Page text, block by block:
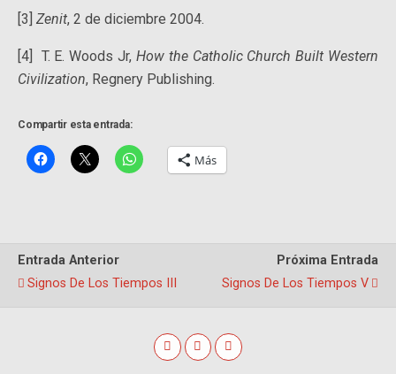
[3] Zenit, 2 de diciembre 2004.
[4] T. E. Woods Jr, How the Catholic Church Built Western
Civilization, Regnery Publishing.
Compartir esta entrada:
Más
Entrada Anterior
Signos De Los Tiempos III
Próxima Entrada
Signos De Los Tiempos V